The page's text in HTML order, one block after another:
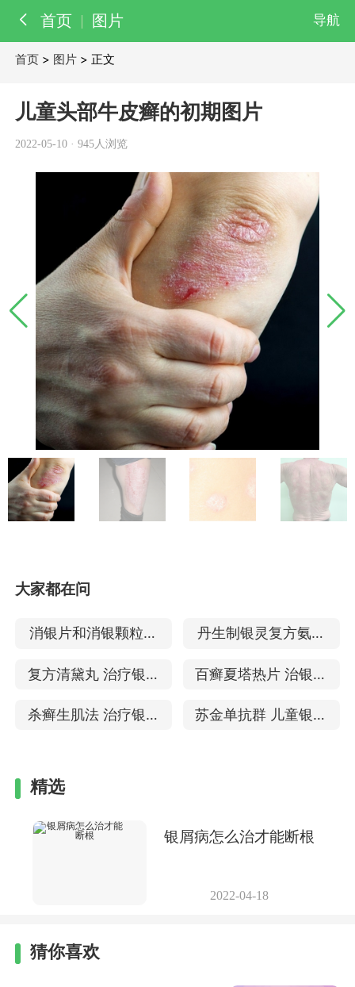
首页 图片 导航
首页 > 图片 > 正文
儿童头部牛皮癣的初期图片
2022-05-10 · 945人浏览
大家都在问
消银片和消银颗粒哪
个好 治疗银屑病哪个
丹生制银灵复方氨肽
素 治疗银屑病的效果
复方清黛丸 治疗银屑
病的效果
百癣夏塔热片 治银屑
病效果如何
杀癣生肌法 治疗银屑
苏金单抗群 儿童银屑
精选
银屑病怎么治才能断根
2022-04-18
猜你喜欢